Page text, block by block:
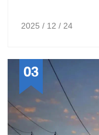
2025 / 12 / 24
03